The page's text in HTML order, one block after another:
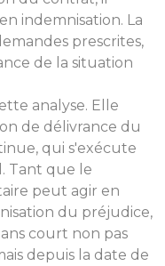
indemnisation. La
prescrites,
de la situation
analyse. Elle
de délivrance du
qui s'exécute
Tant que le
peut agir en
du préjudice,
court non pas
depuis la date de